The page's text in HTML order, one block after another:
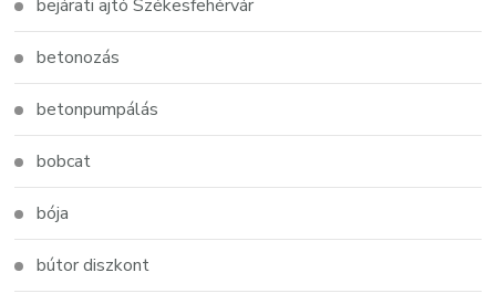
bejárati ajtó Székesfehérvár
betonozás
betonpumpálás
bobcat
bója
bútor diszkont